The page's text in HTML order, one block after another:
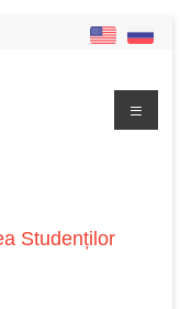
Studenților